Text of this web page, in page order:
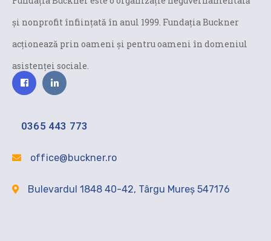
și nonprofit înfiinţată în anul 1999. Fundaţia Buckner
acţionează prin oameni şi pentru oameni în domeniul
asistenței sociale.
0365 443 773
office@buckner.ro
Bulevardul 1848 40-42, Târgu Mureș 547176